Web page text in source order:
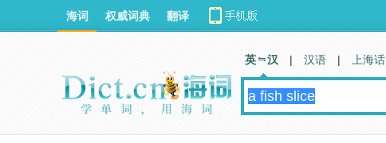
海词 权威词典 翻译
英 汉 | 汉语 | 上海话